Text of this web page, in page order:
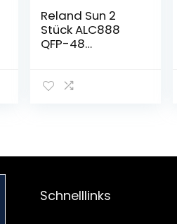
Reland Sun 2
Stück ALC888
QFP-48
ALC888-GR QFP
Schnelllinks